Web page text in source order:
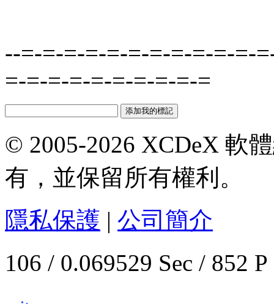
--=-=-=-=-=-=-=-=-=-=-=-
=-=-=-=-=-=-=-=-=-=
© 2005-2026 XCDeX 軟
有，並保留所有權利。
隱私保護 | 公司簡介
106 / 0.069529 Sec / 852